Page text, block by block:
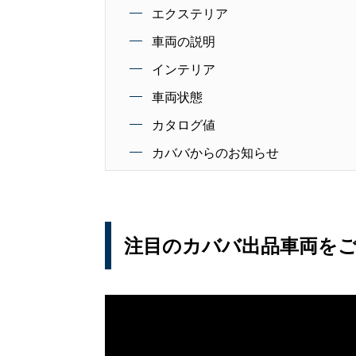
エクステリア
車両の説明
インテリア
車両状態
カタログ値
カババからのお知らせ
注目のカババ出品車両を